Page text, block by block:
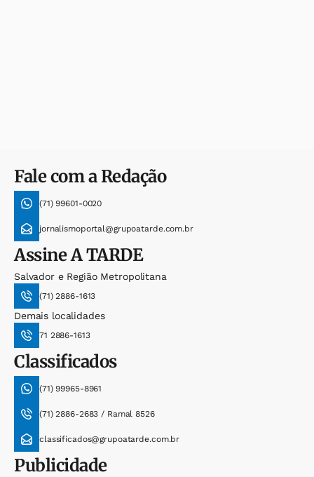
Fale com a Redação
(71) 99601-0020
jornalismoportal@grupoatarde.com.br
AssineA TARDE
Salvador e Região Metropolitana
(71) 2886-1613
Demais localidades
71 2886-1613
Classificados
(71) 99965-8961
(71) 2886-2683 / Ramal 8526
classificados@grupoatarde.com.br
Publicidade